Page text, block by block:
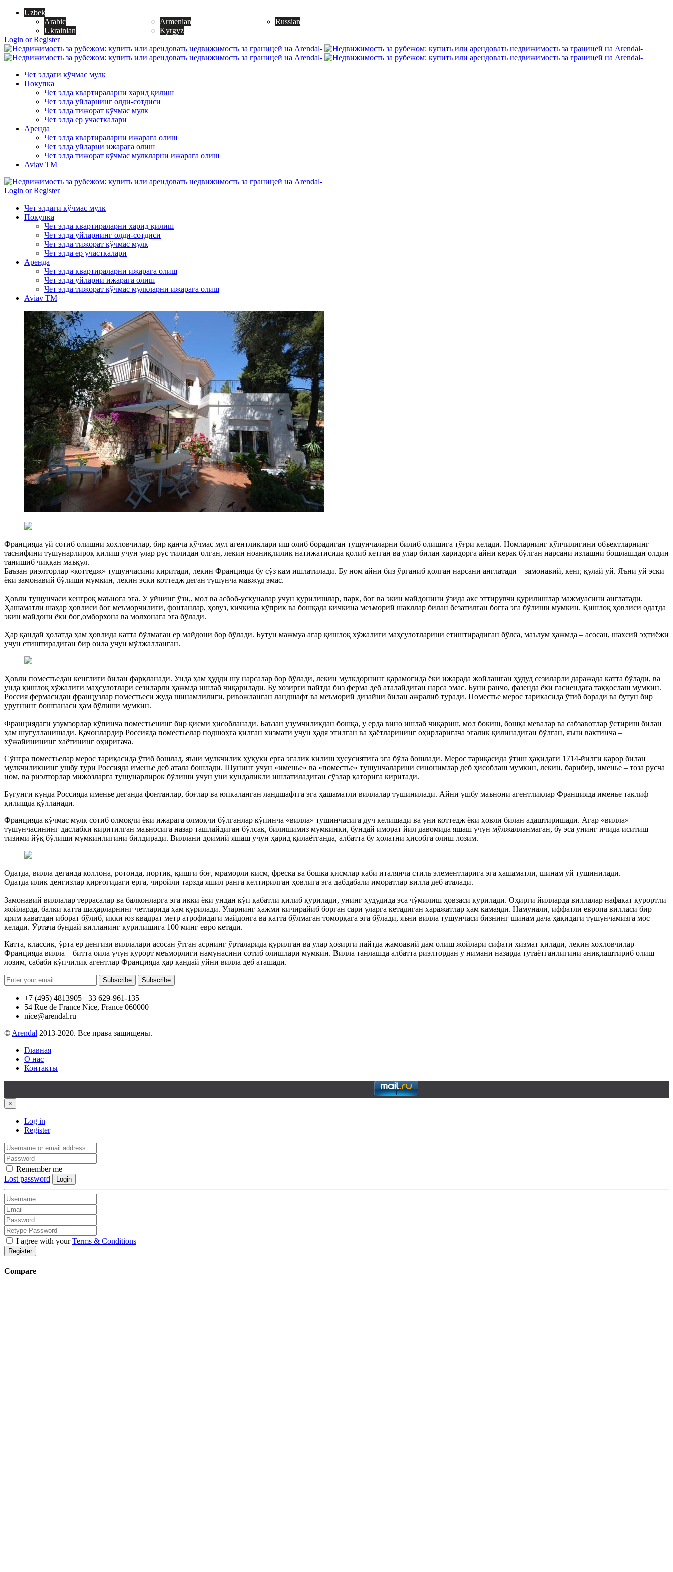
Uzbek
Arabic
Armenian
Russian
Ukrainian
Kyrgyz
Login or Register
Чет элдаги кўчмас мулк
Покупка
Чет элда квартираларни харид қилиш
Чет элда уйларнинг олди-сотдиси
Чет элда тижорат кўчмас мулк
Чет элда ер участкалари
Аренда
Чет элда квартираларни ижарага олиш
Чет элда уйларни ижарага олиш
Чет элда тижорат кўчмас мулкларни ижарага олиш
Aviav TM
Login or Register
Чет элдаги кўчмас мулк
Покупка
Чет элда квартираларни харид қилиш
Чет элда уйларнинг олди-сотдиси
Чет элда тижорат кўчмас мулк
Чет элда ер участкалари
Аренда
Чет элда квартираларни ижарага олиш
Чет элда уйларни ижарага олиш
Чет элда тижорат кўчмас мулкларни ижарага олиш
Aviav TM
Францияда уй сотиб олишни хохловчилар, бир қанча кỹчмас мул агентликлари иш олиб борадиган тушунчаларни билиб олишига тỹғри келади. Номларнинг кỹпчилигини объектларнинг
таснифини тушунарлироқ қилиш учун улар рус тилидан олган, лекин ноаниқлилик натижатисида қолиб кетган ва улар билан харидорга айни керак бỹлган нарсани излашни бошлашдан олдин
танишиб чиққан маъқул.
Баъзан риэлторлар «коттедж» тушунчасини киритади, лекин Францияда бу сỹз кам ишлатилади. Бу ном айни биз ỹрганиб қолган нарсани англатади – замонавий, кенг, қулай уй. Яъни уй эски
ёки замонавий бỹлиши мумкин, лекин эски коттедж деган тушунча мавжуд эмас.
Ҳовли тушунчаси кенгроқ маънога эга. У уйнинг ỹзи,, мол ва асбоб-ускуналар учун қурилишлар, парк, боғ ва экин майдонини ỹзида акс эттирувчи қурилишлар мажмуасини англатади.
Ҳашаматли шаҳар ҳовлиси боғ меъморчилиги, фонтанлар, ҳовуз, кичкина кỹприк ва бошқада кичкина меъморий шакллар билан безатилган боғга эга бỹлиши мумкин. Қишлоқ ҳовлиси одатда
экин майдони ёки боғ,омборхона ва молхонага эга бỹлади.
Ҳар қандай ҳолатда ҳам ҳовлида катта бỹлмаган ер майдони бор бỹлади. Бутун мажмуа агар қишлоқ хỹжалиги маҳсулотларини етиштирадиган бỹлса, маълум ҳажмда – асосан, шахсий эҳтиёжи
учун етиштирадиган бир оила учун мỹлжалланган.
Ҳовли поместьедан кенглиги билан фарқланади. Унда ҳам ҳудди шу нарсалар бор бỹлади, лекин мулкдорнинг қарамогида ёки ижарада жойлашган ҳудуд сезиларли даражада катта бỹлади, ва
унда қишлоқ хỹжалиги маҳсулотлари сезиларли ҳажмда ишлаб чиқарилади. Бу хозирги пайтда биз ферма деб аталайдиган нарса эмас. Буни ранчо, фазенда ёки гасиендага таққослаш мумкин.
Россия фермасидан французлар поместьеси жуда шинамлилиги, ривожланган ландшафт ва меъморий дизайни билан ажралиб туради. Поместье мерос тарикасида ỹтиб боради ва бутун бир
уруғнинг бошпанаси ҳам бỹлиши мумкин.
Франциядаги узумзорлар кỹпинча поместьенинг бир қисми ҳисобланади. Баъзан узумчиликдан бошқа, у ерда вино ишлаб чиқариш, мол бокиш, бошқа мевалар ва сабзавотлар ỹстириш билан
ҳам шуғулланишади. Қачонлардир Россияда поместьелар подшоҳга қилган хизмати учун ҳадя этилган ва ҳаётларининг оҳирларигача эгалик қилинадиган бỹлган, яъни вактинча –
хỹжайинининг хаётининг оҳиригача.
Сỹнгра поместьелар мерос тариқасида ỹтиб бошлад, яъни мулкчилик ҳуқуки ерга эгалик килиш хусусиятига эга бỹла бошлади. Мерос тариқасида ỹтиш ҳақидаги 1714-йилги карор билан
мулкчиликнинг ушбу тури Россияда именье деб атала бошлади. Шунинг учун «именье» ва «поместье» тушунчаларини синонимлар деб ҳисоблаш мумкин, лекин, барибир, именье – тоза русча
ном, ва риэлторлар мижозларга тушунарлирок бỹлиши учун уни кундаликли ишлатиладиган сỹзлар қаторига киритади.
Бугунги кунда Россияда именье деганда фонтанлар, боғлар ва юпкаланган ландшафтга эга ҳашаматли виллалар тушинилади. Айни ушбу маънони агентликлар Францияда именье таклиф
қилишда қỹлланади.
Францияда кỹчмас мулк сотиб олмоқчи ёки ижарага олмоқчи бỹлганлар кỹпинча «вилла» тушинчасига дуч келишади ва уни коттедж ёки ҳовли билан адаштиришади. Агар «вилла»
тушунчасининг даслабки киритилган маъносига назар ташлайдиган бỹлсак, билишимиз мумкинки, бундай иморат йил давомида яшаш учун мỹлжалланмаган, бу эса унинг ичида иситиш
тизими йỹқ бỹлиши мумкинлигини билдиради. Виллани доимий яшаш учун ҳарид қилаётганда, албатта бу ҳолатни ҳисобга олиш лозим.
Одатда, вилла деганда коллона, ротонда, портик, қишги боғ, мраморли кисм, фреска ва бошка қисмлар каби италянча стиль элементларига эга ҳашаматли, шинам уй тушинилади.
Одатда илик денгизлар қирғогидаги ерга, чиройли тарзда яшил ранга келтирилган ҳовлига эга дабдабали иморатлар вилла деб аталади.
Замонавий виллалар террасалар ва балконларга эга икки ёки ундан кỹп қабатли қилиб қурилади, унинг ҳудудида эса чỹмилиш ҳовзаси курилади. Оҳирги йилларда виллалар нафакат курортли
жойларда, балки катта шаҳарларнинг четларида ҳам қурилади. Уларнинг ҳажми кичирайиб борган сари уларга кетадиган харажатлар ҳам камаяди. Намунали, иффатли европа вилласи бир
ярим каватдан иборат бỹлиб, икки юз квадрат метр атрофидаги майдонга ва катта бỹлмаган томорқага эга бỹлади, яъни вилла тушунчаси бизнинг шинам дача ҳақидаги тушунчамизга мос
келади. Ўртача бундай вилланинг курилишига 100 минг евро кетади.
Катта, классик, ỹрта ер денгизи виллалари асосан ỹтган асрнинг ỹрталарида қурилган ва улар ҳозирги пайтда жамоавий дам олиш жойлари сифати хизмат қилади, лекин хохловчилар
Францияда вилла – битта оила учун курорт меъморлиги намунасини сотиб олишлари мумкин. Вилла танлашда албатта риэлтордан у нимани назарда тутаётганлигини аниқлаштириб олиш
лозим, сабаби кỹпчилик агентлар Францияда ҳар қандай уйни вилла деб аташади.
Subscribe Subscribe
+7 (495) 4813905 +33 629-961-135
54 Rue de France Nice, France 060000
nice@arendal.ru
© Arendal 2013-2020. Все права защищены.
Главная
О нас
Контакты
×
Log in
Register
Remember me
Lost password
Login
I agree with yourTerms & Conditions
Register
Compare